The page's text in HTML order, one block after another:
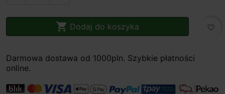
 Dodaj do koszyka favorite_border
Darmowa dostawa od 1000pln. Szybkie płatności
online.